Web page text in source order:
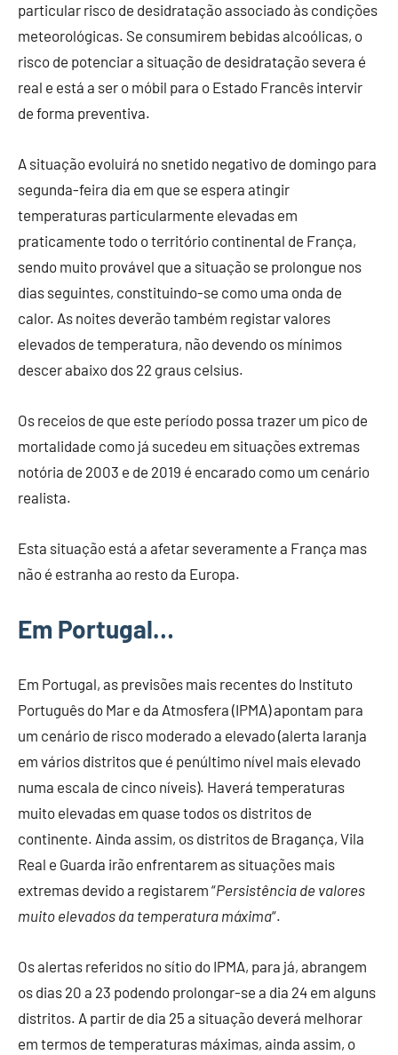
particular risco de desidratação associado às condições
meteorológicas. Se consumirem bebidas alcoólicas, o
risco de potenciar a situação de desidratação severa é
real e está a ser o móbil para o Estado Francês intervir
de forma preventiva.
A situação evoluirá no snetido negativo de domingo para
segunda-feira dia em que se espera atingir
temperaturas particularmente elevadas em
praticamente todo o território continental de França,
sendo muito provável que a situação se prolongue nos
dias seguintes, constituindo-se como uma onda de
calor. As noites deverão também registar valores
elevados de temperatura, não devendo os mínimos
descer abaixo dos 22 graus celsius.
Os receios de que este período possa trazer um pico de
mortalidade como já sucedeu em situações extremas
notória de 2003 e de 2019 é encarado como um cenário
realista.
Esta situação está a afetar severamente a França mas
não é estranha ao resto da Europa.
Em Portugal…
Em Portugal, as previsões mais recentes do Instituto
Português do Mar e da Atmosfera (IPMA) apontam para
um cenário de risco moderado a elevado (alerta laranja
em vários distritos que é penúltimo nível mais elevado
numa escala de cinco níveis). Haverá temperaturas
muito elevadas em quase todos os distritos de
continente. Ainda assim, os distritos de Bragança, Vila
Real e Guarda irão enfrentarem as situações mais
extremas devido a registarem “Persistência de valores
muito elevados da temperatura máxima“.
Os alertas referidos no sítio do IPMA, para já, abrangem
os dias 20 a 23 podendo prolongar-se a dia 24 em alguns
distritos. A partir de dia 25 a situação deverá melhorar
em termos de temperaturas máximas, ainda assim, o